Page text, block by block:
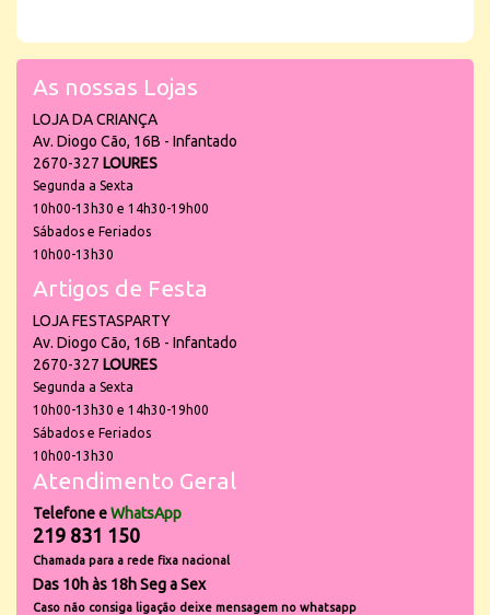
As nossas Lojas
LOJA DA CRIANÇA
Av. Diogo Cão, 16B - Infantado
2670-327 LOURES
Segunda a Sexta
10h00-13h30 e 14h30-19h00
Sábados e Feriados
10h00-13h30
Artigos de Festa
LOJA FESTASPARTY
Av. Diogo Cão, 16B - Infantado
2670-327 LOURES
Segunda a Sexta
10h00-13h30 e 14h30-19h00
Sábados e Feriados
10h00-13h30
Atendimento Geral
Telefone eWhatsApp
219 831 150
Chamada para a rede fixa nacional
Das 10h às 18h Seg a Sex
Caso não consiga ligação deixe mensagem no whatsapp